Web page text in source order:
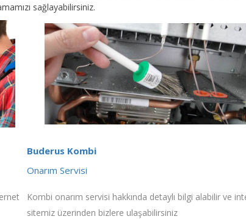
sağlayabilirsiniz.
Buderus Kombi
Onarım Servisi
Kombi onarım servisi hakkında detaylı bilgi alabilir ve
sitemiz üzerinden bizlere ulaşabilirsiniz